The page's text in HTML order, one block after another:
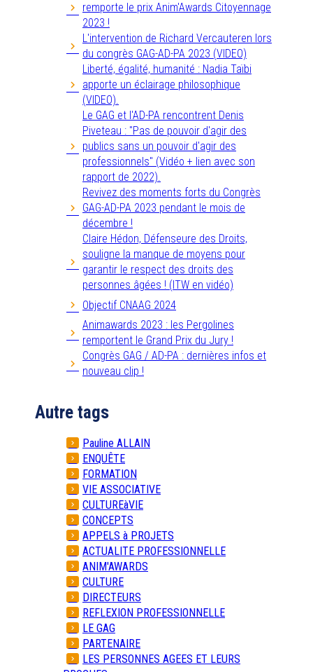
remporte le prix Anim'Awards Citoyennage
2023 !
L'intervention de Richard Vercauteren lors
du congrès GAG-AD-PA 2023 (VIDEO)
Liberté, égalité, humanité : Nadia Taïbi
apporte un éclairage philosophique
(VIDEO).
Le GAG et l'AD-PA rencontrent Denis
Piveteau : "Pas de pouvoir d'agir des
publics sans un pouvoir d'agir des
professionnels" (Vidéo + lien avec son
rapport de 2022).
Revivez des moments forts du Congrès
GAG-AD-PA 2023 pendant le mois de
décembre !
Claire Hédon, Défenseure des Droits,
souligne la manque de moyens pour
garantir le respect des droits des
personnes âgées ! (ITW en vidéo)
Objectif CNAAG 2024
Animawards 2023 : les Pergolines
remportent le Grand Prix du Jury !
Congrès GAG / AD-PA : dernières infos et
nouveau clip !
Autre tags
Pauline ALLAIN
ENQUÊTE
FORMATION
VIE ASSOCIATIVE
CULTUREàVIE
CONCEPTS
APPELS à PROJETS
ACTUALITE PROFESSIONNELLE
ANIM'AWARDS
CULTURE
DIRECTEURS
REFLEXION PROFESSIONNELLE
LE GAG
PARTENAIRE
LES PERSONNES AGEES ET LEURS